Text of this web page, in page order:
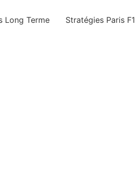
Long Terme Stratégies Paris F1